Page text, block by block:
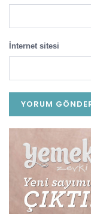
İnternet sitesi